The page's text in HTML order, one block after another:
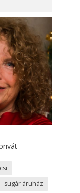
sugár áruház